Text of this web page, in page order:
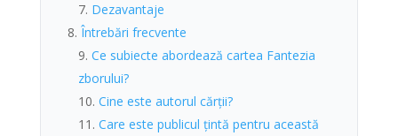
Dezavantaje
Întrebări frecvente
Ce subiecte abordează cartea Fantezia
zborului?
Cine este autorul cărții?
Care este publicul țintă pentru această